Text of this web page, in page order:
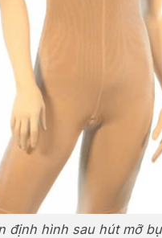
định hình sau hút mỡ